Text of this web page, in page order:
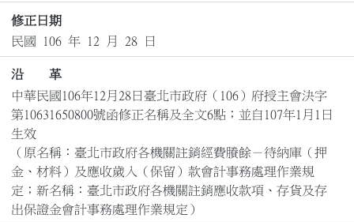
修正日期
民國 106 年 12 月 28 日
沿 革
中華民國106年12月28日臺北市政府（106）府授主會決字
第10631650800號函修正名稱及全文6點；並自107年1月1日
生效
（原名稱：臺北市政府各機關註銷經費賸餘－待納庫（押
金、材料）及應收歲入（保留）款會計事務處理作業規
定；新名稱：臺北市政府各機關註銷應收款項、存貨及存
出保證金會計事務處理作業規定）